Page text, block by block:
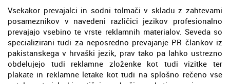
Vsekakor prevajalci in sodni tolmači v skladu z zahtevami
posameznikov v navedeni različici jezikov profesionalno
prevajajo vsebino te vrste reklamnih materialov. Seveda so
specializirani tudi za neposredno prevajanje PR člankov iz
pakistanskega v hrvaški jezik, prav tako pa lahko ustrezno
obdelujejo tudi reklamne zloženke kot tudi vizitke ter
plakate in reklamne letake kot tudi na splošno rečeno vse